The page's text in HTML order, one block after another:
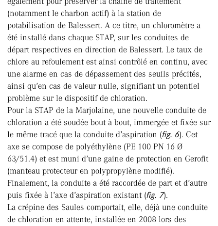
(notamment le charbon actif) à la station de
potabilisation de Balessert. A ce titre, un chloromètre a
été installé dans chaque STAP, sur les conduites de
départ respectives en direction de Balessert. Le taux de
chlore au refoulement est ainsi contrôlé en continu, avec
une alarme en cas de dépassement des seuils précités,
ainsi qu’en cas de valeur nulle, signifiant un potentiel
problème sur le dispositif de chloration.
Pour la STAP de la Marjolaine, une nouvelle conduite de
chloration a été soudée bout à bout, immergée et fixée sur
le même tracé que la conduite d’aspiration (fig. 6). Cet
axe se compose de polyéthylène (PE 100 PN 16 Ø
63/51.4) et est muni d’une gaine de protection en Gerofit
(manteau protecteur en polypropylène modifié).
Finalement, la conduite a été raccordée de part et d’autre
puis fixée à l’axe d’aspiration existant (fig. 7).
La crépine des Saules comportait, elle, déjà une conduite
de chloration en attente, installée en 2008 lors des